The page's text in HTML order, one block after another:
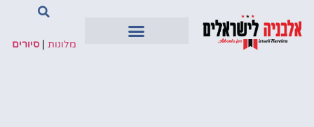
מלונות |סיורים